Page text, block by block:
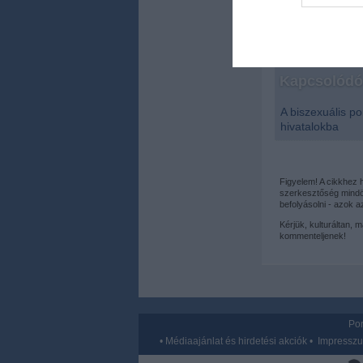
web or
I want
I want
I want
A biszexuális
hivatalokba
Figyelem! A cikkhez
szerkesztőség
befolyásolni - azok
Kérjük, kulturáltan,
kommenteljenek!
• Médiaajánlat és hirdetési akciók•